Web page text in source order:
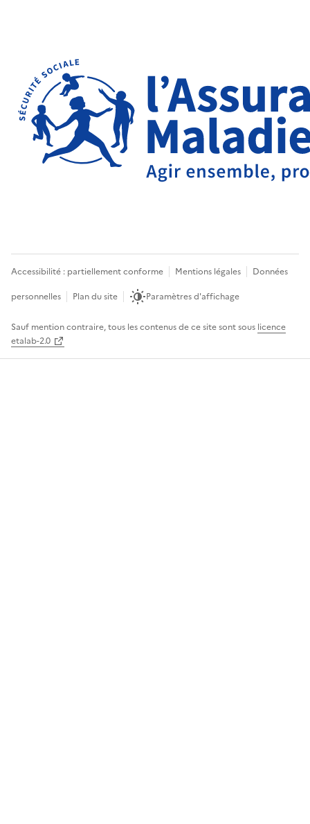
Accessibilité : partiellement conforme Mentions légales
Données
personnelles
Plan du site Paramètres d'affichage
Sauf mention contraire, tous les contenus de ce site sont sous licence
etalab-2.0